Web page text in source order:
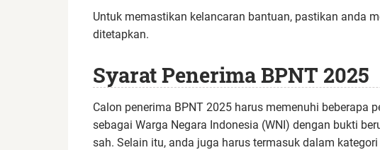
Untuk memastikan kelancaran bantuan, pastikan anda
ditetapkan.
Syarat Penerima BPNT 2025
Calon penerima BPNT 2025 harus memenuhi beberapa
sebagai Warga Negara Indonesia (WNI) dengan bukti
sah. Selain itu, anda juga harus termasuk dalam